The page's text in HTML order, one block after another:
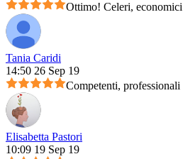
Ottimo! Celeri,
Tania Caridi
14:50 26 Sep 19
Competenti,
Elisabetta Pastori
10:09 19 Sep 19